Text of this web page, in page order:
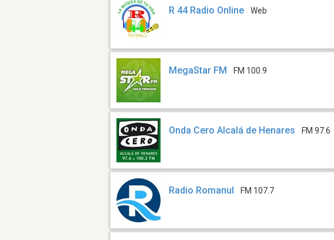
R 44 Radio Online Web
MegaStar FM FM 100.9
Onda Cero Alcalá de Henares FM 97.6
Radio Romanul FM 107.7